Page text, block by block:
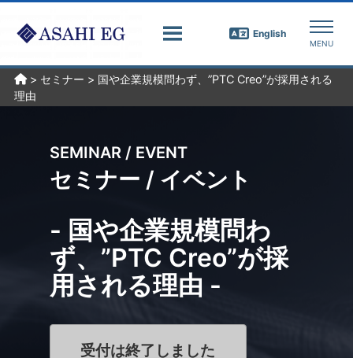
English
> セミナー > 国や企業規模問わず、”PTC Creo”が採用される
理由
SEMINAR / EVENT
セミナー / イベント
- 国や企業規模問わ
ず、”PTC Creo”が採
用される理由 -
受付は終了しました